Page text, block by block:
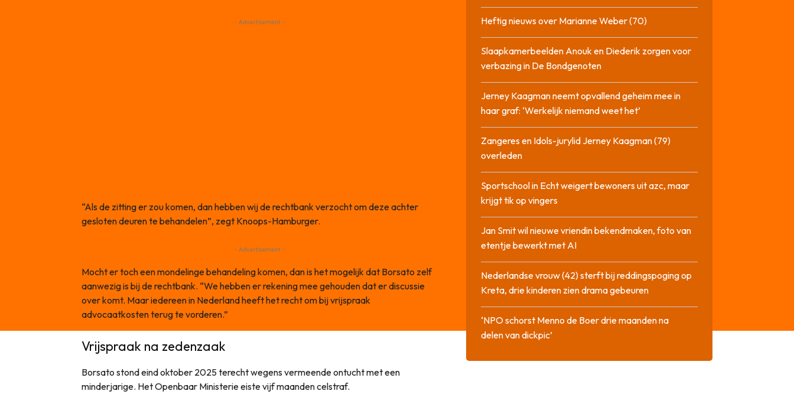
- Advertisement -
“Als de zitting er zou komen, dan hebben wij de rechtbank verzocht om deze achter
gesloten deuren te behandelen”, zegt Knoops-Hamburger.
- Advertisement -
Mocht er toch een mondelinge behandeling komen, dan is het mogelijk dat Borsato zelf
aanwezig is bij de rechtbank. “We hebben er rekening mee gehouden dat er discussie
over komt. Maar iedereen in Nederland heeft het recht om bij vrijspraak
advocaatkosten terug te vorderen.”
Vrijspraak na zedenzaak
Borsato stond eind oktober 2025 terecht wegens vermeende ontucht met een
minderjarige. Het Openbaar Ministerie eiste vijf maanden celstraf.
Heftig nieuws over Marianne Weber (70)
Slaapkamerbeelden Anouk en Diederik zorgen voor
verbazing in De Bondgenoten
Jerney Kaagman neemt opvallend geheim mee in
haar graf: ‘Werkelijk niemand weet het’
Zangeres en Idols-jurylid Jerney Kaagman (79)
overleden
Sportschool in Echt weigert bewoners uit azc, maar
krijgt tik op vingers
Jan Smit wil nieuwe vriendin bekendmaken, foto van
etentje bewerkt met AI
Nederlandse vrouw (42) sterft bij reddingspoging op
Kreta, drie kinderen zien drama gebeuren
‘NPO schorst Menno de Boer drie maanden na
delen van dickpic’